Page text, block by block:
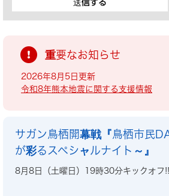
重要なお知らせ
2026年8月5日更新
令和8年熊本地震に関する支援情報
サガン鳥栖開幕戦『鳥栖市民
が彩るスペシャルナイト～』
8月8日（土曜日）19時30分キックオフ!!